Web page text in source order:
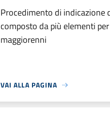
Procedimento di indicazione
composto da più elementi
maggiorenni
VAI ALLA PAGINA